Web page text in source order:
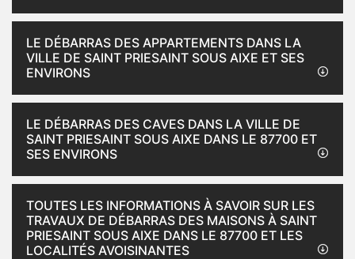
LE DÉBARRAS DES APPARTEMENTS DANS LA
VILLE DE SAINT PRIESAINT SOUS AIXE ET SES
ENVIRONS
LE DÉBARRAS DES CAVES DANS LA VILLE DE
SAINT PRIESAINT SOUS AIXE DANS LE 87700 ET
SES ENVIRONS
TOUTES LES INFORMATIONS À SAVOIR SUR LES
TRAVAUX DE DÉBARRAS DES MAISONS À SAINT
PRIESAINT SOUS AIXE DANS LE 87700 ET LES
LOCALITÉS AVOISINANTES